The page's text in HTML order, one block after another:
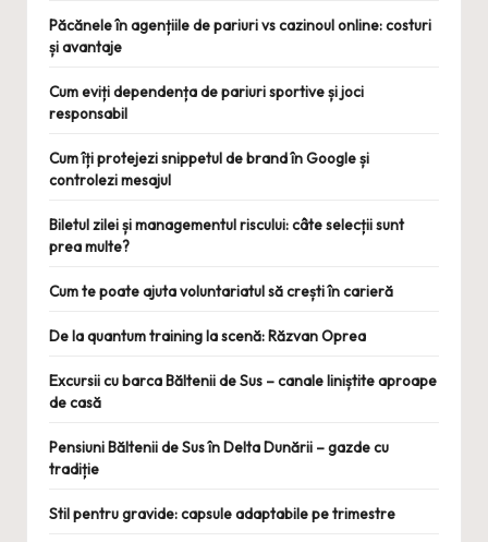
Păcănele în agențiile de pariuri vs cazinoul online: costuri
și avantaje
Cum eviți dependența de pariuri sportive și joci
responsabil
Cum îți protejezi snippetul de brand în Google și
controlezi mesajul
Biletul zilei și managementul riscului: câte selecții sunt
prea multe?
Cum te poate ajuta voluntariatul să crești în carieră
De la quantum training la scenă: Răzvan Oprea
Excursii cu barca Băltenii de Sus – canale liniștite aproape
de casă
Pensiuni Băltenii de Sus în Delta Dunării – gazde cu
tradiție
Stil pentru gravide: capsule adaptabile pe trimestre